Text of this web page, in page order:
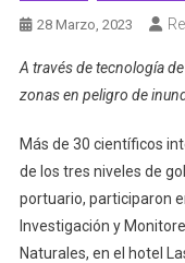
28 Marzo, 2023
A través de tecnología
zonas en peligro de
Más de 30 científicos
de los tres niveles de
portuario, participaron
Investigación y
Naturales, en el hotel